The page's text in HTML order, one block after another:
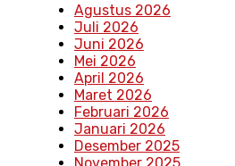
Agustus 2026
Juli 2026
Juni 2026
Mei 2026
April 2026
Maret 2026
Februari 2026
Januari 2026
Desember 2025
November 2025